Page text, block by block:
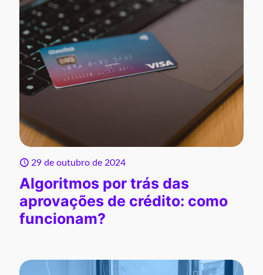
29 de outubro de 2024
Algoritmos por trás das
aprovações de crédito: como
funcionam?